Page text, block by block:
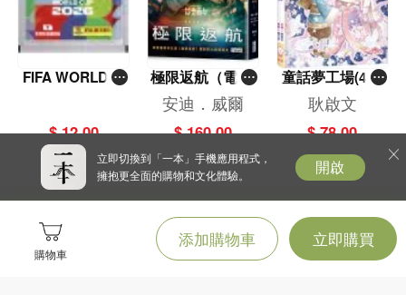
購物車
添加購物車 立即購買
FIFA WORLD C
包）
$ 12.00
極限返航（電影
書衣典藏版）
（獨家收錄作者
訪談）
安迪．威爾
$ 160.00
童話夢工場(40)
——織女下凡結
奇緣
耿啟文
$ 78.00
立即切換到「一本」手機應用程式，
擁抱更全面的購物和文化體驗。
開啟